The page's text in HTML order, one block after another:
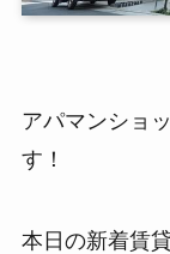
アパマンショ
す！
本日の新着賃